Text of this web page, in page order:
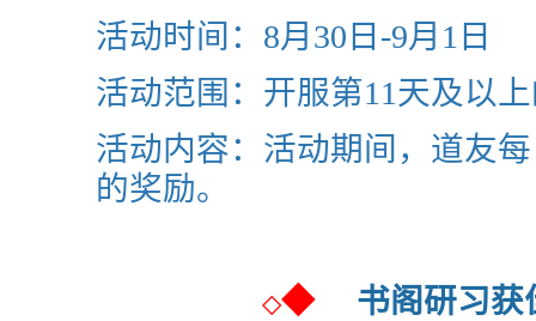
活动时间：8月30日-9月1日
活动范围：开服第11天及以
活动内容：活动期间，道友
的奖励。
◇◆
书阁研习